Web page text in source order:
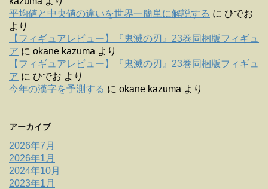
平均値と中央値の違いを世界一簡単に解説する に ひでお
より
【フィギュアレビュー】『鬼滅の刃』23巻同梱版フィギュ
ア に okane kazuma より
【フィギュアレビュー】『鬼滅の刃』23巻同梱版フィギュ
ア に ひでお より
今年の漢字を予測する に okane kazuma より
アーカイブ
2026年7月
2026年1月
2024年10月
2023年1月